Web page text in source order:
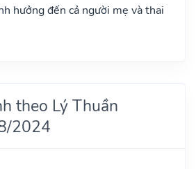
hưởng đến cả người mẹ và thai
theo Lý Thuần
2024